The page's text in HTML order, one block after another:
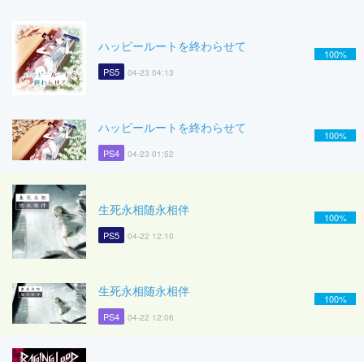
ハッピールートを終わらせて
PS5 04-23 04:13
100%
ハッピールートを終わらせて
PS4 04-23 01:52
100%
生死永相随永相伴
PS5 04-22 12:10
100%
生死永相随永相伴
PS4 04-22 12:06
100%